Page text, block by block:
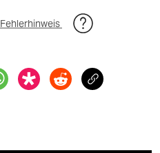
Fehlerhinweis